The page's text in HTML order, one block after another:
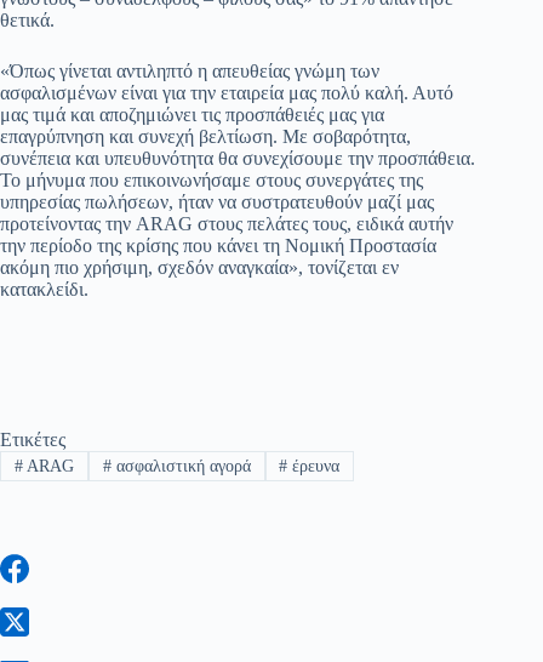
θετικά.
«Όπως γίνεται αντιληπτό η απευθείας γνώμη των
ασφαλισμένων είναι για την εταιρεία μας πολύ καλή. Αυτό
μας τιμά και αποζημιώνει τις προσπάθειές μας για
επαγρύπνηση και συνεχή βελτίωση. Με σοβαρότητα,
συνέπεια και υπευθυνότητα θα συνεχίσουμε την προσπάθεια.
Το μήνυμα που επικοινωνήσαμε στους συνεργάτες της
υπηρεσίας πωλήσεων, ήταν να συστρατευθούν μαζί μας
προτείνοντας την ARAG στους πελάτες τους, ειδικά αυτήν
την περίοδο της κρίσης που κάνει τη Νομική Προστασία
ακόμη πιο χρήσιμη, σχεδόν αναγκαία», τονίζεται εν
κατακλείδι.
Ετικέτες
#ARAG #ασφαλιστική αγορά # έρευνα